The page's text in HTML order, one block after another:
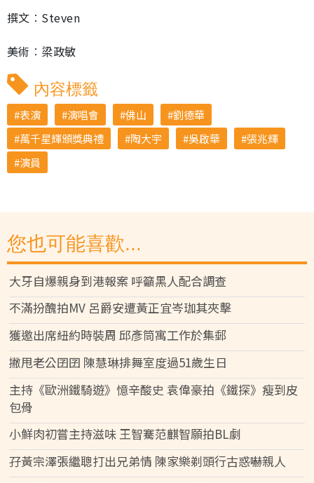
撰文︰Steven
美術︰梁政敏
內容標籤
表演 演唱會 佛山
劉德華
萬千星輝頒獎典禮
陶大宇 吳啟華
張兆輝
演員
您也可能喜歡...
大牙自爆親身到港報案 呼籲黑人配合調查
不滿扮醜拍MV 呂爵安遭黃正宜岑珈其夾擊
獲邀出席紐約時裝周 邱彥筒寓工作於集郵
撇甩老公囝囝 陳慧琳排舞室度過51歲生日
主持《歐洲鐵騎遊》憶辛酸史 袁偉豪拍《鐵探》瘦到皮
包骨
小鮮肉初嘗主持滋味 王智騫范麒智願拍BL劇
孖黃宗澤張繼聰打出兄弟情 陳家樂剃頭行古惑嚇親人